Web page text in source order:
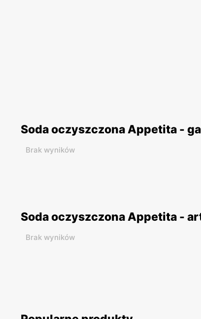
Soda oczyszczona Appetita -
Brak wyników
Soda oczyszczona Appetita -
Brak wyników